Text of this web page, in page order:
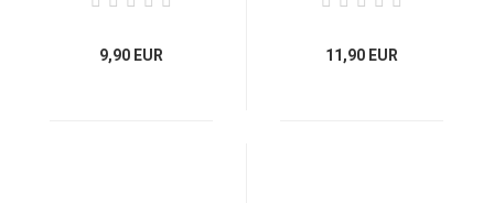
9,90 EUR 11,90 EUR